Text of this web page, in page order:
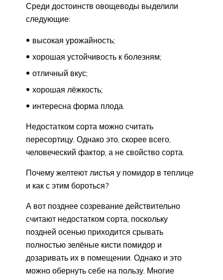
Среди достоинств овощеводы выделили
следующие:
высокая урожайность;
хорошая устойчивость к болезням;
отличный вкус;
хорошая лёжкость;
интересна форма плода.
Недостатком сорта можно считать
пересортицу. Однако это, скорее всего,
человеческий фактор, а не свойство сорта.
Почему желтеют листья у помидор в теплице
и как с этим бороться?
А вот позднее созревание действительно
считают недостатком сорта, поскольку
поздней осенью приходится срывать
полностью зелёные кисти помидор и
дозаривать их в помещении. Однако и это
можно обернуть себе на пользу. Многие